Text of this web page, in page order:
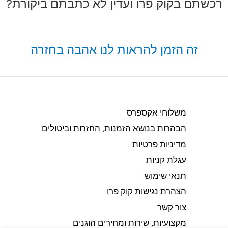
רכשתם בקוק פרו ועדין לא כתבתם ביקורת?
זה הזמן להראות לנו אהבה בחזרה
משלוחי אקספרס
הבהרות בנושא הזמנות, החזרות וביטולים​
מדיניות פרטיות
עגלת קניות
תנאי שימוש
הצהרת נגישות קוק פרו
צור קשר
מקצועיות, שירות ומחירים הוגנים